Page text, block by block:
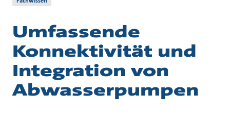
Umfassende
Konnektivität und
Integration von
Abwasserpumpen